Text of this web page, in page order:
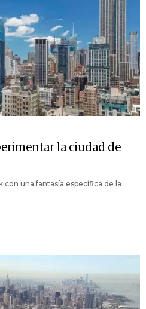
la ciudad de
con una fantasía específica de la